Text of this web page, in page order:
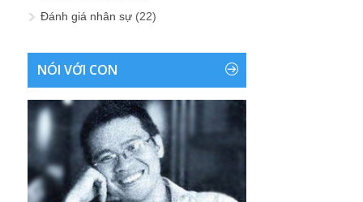
Đánh giá nhân sự (22)
NÓI VỚI CON